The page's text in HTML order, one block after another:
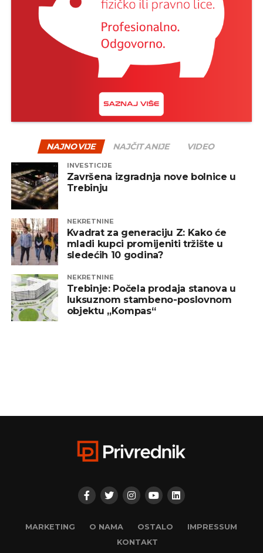
NAJNOVIJE NAJČITANIJE VIDEO
INVESTICIJE
Završena izgradnja nove bolnice u
Trebinju
NEKRETNINE
Kvadrat za generaciju Z: Kako će
mladi kupci promijeniti tržište u
sledećih 10 godina?
NEKRETNINE
Trebinje: Počela prodaja stanova u
luksuznom stambeno-poslovnom
objektu „Kompas“
MARKETING O NAMA OSTALO
IMPRESSUM
KONTAKT